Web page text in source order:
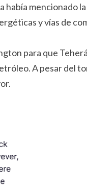
había mencionado
y vías de
para que
A pesar del